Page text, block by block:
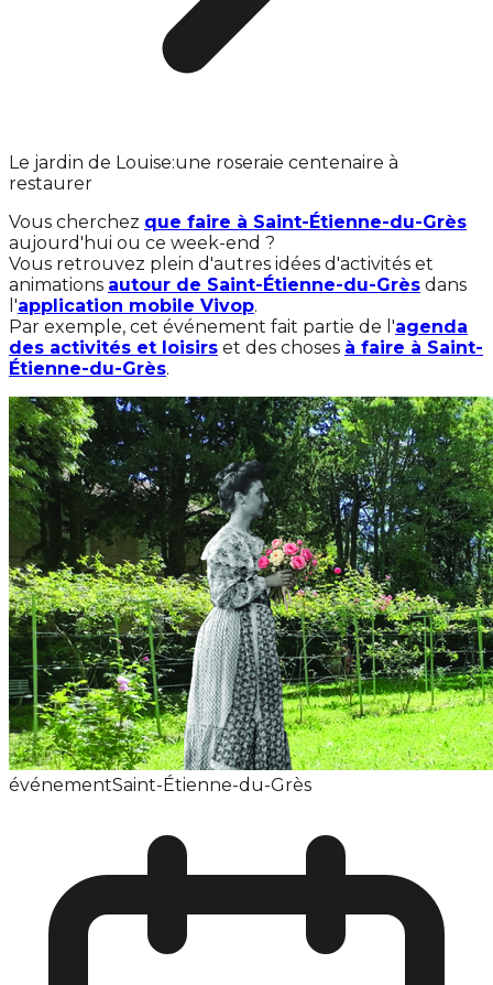
Le jardin de Louise:une roseraie centenaire à
restaurer
Vous cherchez que faire à Saint-Étienne-du-Grès
aujourd'hui ou ce week-end ?
Vous retrouvez plein d'autres idées d'activités et
animations autour de Saint-Étienne-du-Grès dans
l'application mobile Vivop.
Par exemple, cet événement fait partie de l'agenda
des activités et loisirs et des choses à faire à Saint-
Étienne-du-Grès.
événementSaint-Étienne-du-Grès